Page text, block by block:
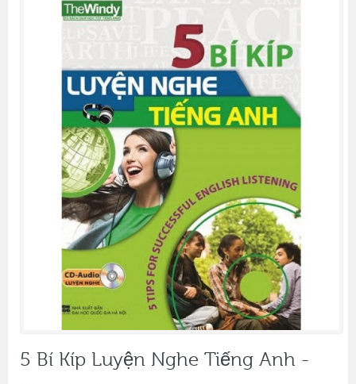
5 Bí Kíp Luyện Nghe Tiếng Anh -